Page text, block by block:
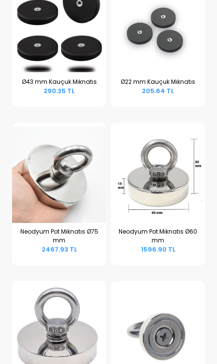
Sepete Ekle
Ø43 mm Kauçuk Mıknatıs
290.35 TL Sepete Ekle
Ø22 mm Kauçuk Mıknatıs
205.64 TL
Sepete Ekle
Neodyum Pot Mıknatıs Ø75
mm
2467.93 TL
Sepete Ekle
Neodyum Pot Mıknatıs Ø60
mm
1596.90 TL